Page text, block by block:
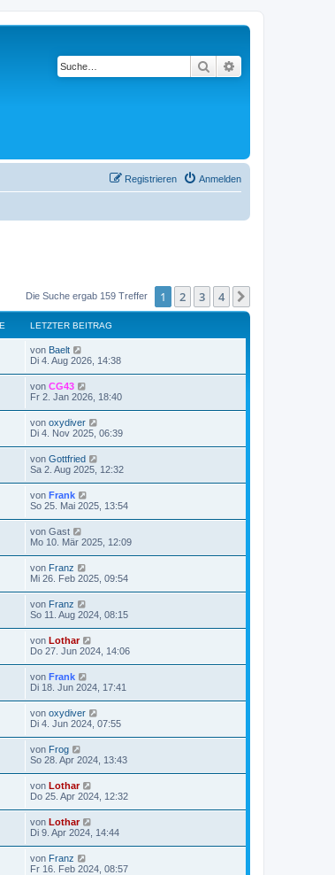
Suche
Anmelden
Registrieren
Die Suche ergab 159 Treffer 1 2 3 4
LETZTER BEITRAG
von Baelt
Di 4. Aug 2026, 14:38
von CG43
Fr 2. Jan 2026, 18:40
von oxydiver
Di 4. Nov 2025, 06:39
von Gottfried
Sa 2. Aug 2025, 12:32
von Frank
So 25. Mai 2025, 13:54
von Gast
Mo 10. Mär 2025, 12:09
von Franz
Mi 26. Feb 2025, 09:54
von Franz
So 11. Aug 2024, 08:15
von Lothar
Do 27. Jun 2024, 14:06
von Frank
Di 18. Jun 2024, 17:41
von oxydiver
Di 4. Jun 2024, 07:55
von Frog
So 28. Apr 2024, 13:43
von Lothar
Do 25. Apr 2024, 12:32
von Lothar
Di 9. Apr 2024, 14:44
von Franz
Fr 16. Feb 2024, 08:57